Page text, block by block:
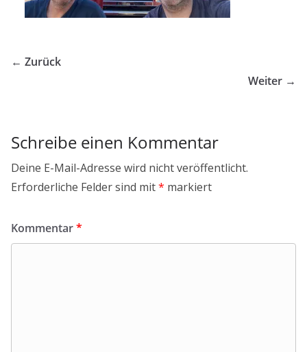
← Zurück
Weiter →
Schreibe einen Kommentar
Deine E-Mail-Adresse wird nicht veröffentlicht.
Erforderliche Felder sind mit* markiert
Kommentar*